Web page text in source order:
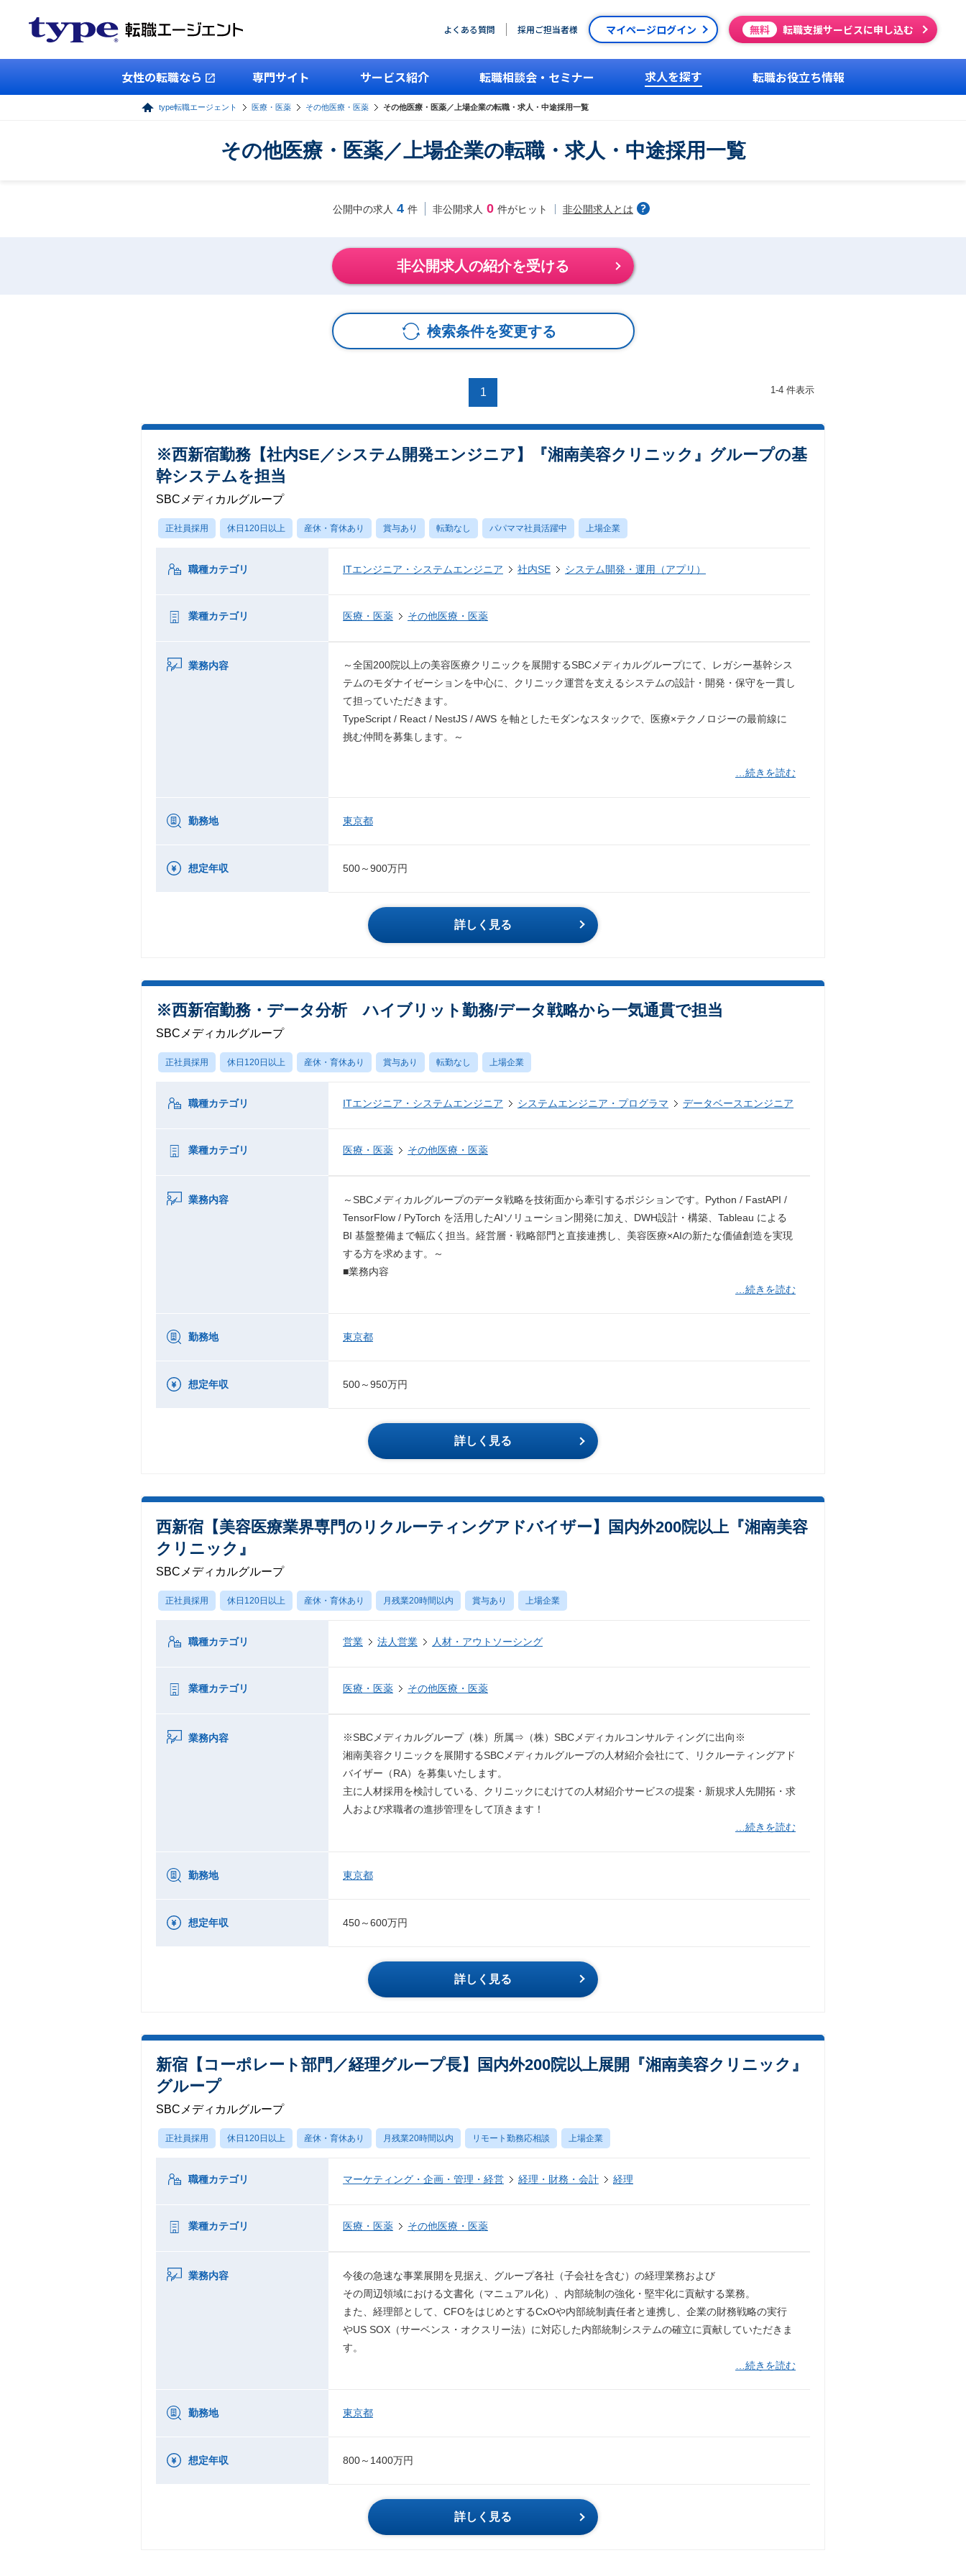
よくある質問 採用ご担当者様 マイページログイン 無料 転職支援サービスに申し込む
女性の転職なら 専門サイト サービス紹介 転職相談会・セミナー 求人を探す 転職お役立ち情報
type転職エージェント 医療・医薬 その他医療・医薬 その他医療・医薬／上場企業の転職・求人・中途採用一覧
その他医療・医薬／上場企業の転職・求人・中途採用一覧
公開中の求人 4 件 非公開求人 0 件がヒット 非公開求人とは
非公開求人の紹介を受ける
検索条件を変更する
1 1-4 件表示
※西新宿勤務【社内SE／システム開発エンジニア】『湘南美容クリニック』グループの基
幹システムを担当
SBCメディカルグループ
正社員採用 休日120日以上 産休・育休あり 賞与あり 転勤なし パパママ社員活躍中 上場企業
職種カテゴリ ITエンジニア・システムエンジニア 社内SE システム開発・運用（アプリ）
業種カテゴリ 医療・医薬 その他医療・医薬
業務内容
～全国200院以上の美容医療クリニックを展開するSBCメディカルグループにて、レガシー基幹シス
テムのモダナイゼーションを中心に、クリニック運営を支えるシステムの設計・開発・保守を一貫し
て担っていただきます。
TypeScript / React / NestJS / AWS を軸としたモダンなスタックで、医療×テクノロジーの最前線に
挑む仲間を募集します。～
…続きを読む
勤務地 東京都
想定年収 500～900万円
詳しく見る
※西新宿勤務・データ分析 ハイブリット勤務/データ戦略から一気通貫で担当
SBCメディカルグループ
正社員採用 休日120日以上 産休・育休あり 賞与あり 転勤なし 上場企業
職種カテゴリ ITエンジニア・システムエンジニア システムエンジニア・プログラマ データベースエンジニア
業種カテゴリ 医療・医薬 その他医療・医薬
業務内容
～SBCメディカルグループのデータ戦略を技術面から牽引するポジションです。Python / FastAPI /
TensorFlow / PyTorch を活用したAIソリューション開発に加え、DWH設計・構築、Tableau による
BI 基盤整備まで幅広く担当。経営層・戦略部門と直接連携し、美容医療×AIの新たな価値創造を実現
する方を求めます。～
■業務内容
…続きを読む
勤務地 東京都
想定年収 500～950万円
詳しく見る
西新宿【美容医療業界専門のリクルーティングアドバイザー】国内外200院以上『湘南美容
クリニック』
SBCメディカルグループ
正社員採用 休日120日以上 産休・育休あり 月残業20時間以内 賞与あり 上場企業
職種カテゴリ 営業 法人営業 人材・アウトソーシング
業種カテゴリ 医療・医薬 その他医療・医薬
業務内容
※SBCメディカルグループ（株）所属⇒（株）SBCメディカルコンサルティングに出向※
湘南美容クリニックを展開するSBCメディカルグループの人材紹介会社にて、リクルーティングアド
バイザー（RA）を募集いたします。
主に人材採用を検討している、クリニックにむけての人材紹介サービスの提案・新規求人先開拓・求
人および求職者の進捗管理をして頂きます！
…続きを読む
勤務地 東京都
想定年収 450～600万円
詳しく見る
新宿【コーポレート部門／経理グループ長】国内外200院以上展開『湘南美容クリニック』
グループ
SBCメディカルグループ
正社員採用 休日120日以上 産休・育休あり 月残業20時間以内 リモート勤務応相談 上場企業
職種カテゴリ マーケティング・企画・管理・経営 経理・財務・会計 経理
業種カテゴリ 医療・医薬 その他医療・医薬
業務内容
今後の急速な事業展開を見据え、グループ各社（子会社を含む）の経理業務および
その周辺領域における文書化（マニュアル化）、内部統制の強化・堅牢化に貢献する業務。
また、経理部として、CFOをはじめとするCxOや内部統制責任者と連携し、企業の財務戦略の実行
やUS SOX（サーベンス・オクスリー法）に対応した内部統制システムの確立に貢献していただきま
す。
…続きを読む
勤務地 東京都
想定年収 800～1400万円
詳しく見る